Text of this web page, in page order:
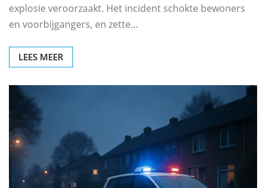
explosie veroorzaakt. Het incident schokte bewoners
en voorbijgangers, en zette…
LEES MEER